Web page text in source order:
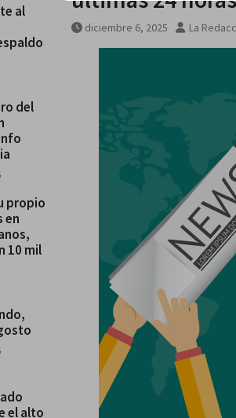
diciembre 6, 2025 La
al
del
propio
en
10 mil
el alto